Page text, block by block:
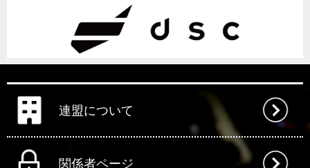
連盟について
関係者ページ